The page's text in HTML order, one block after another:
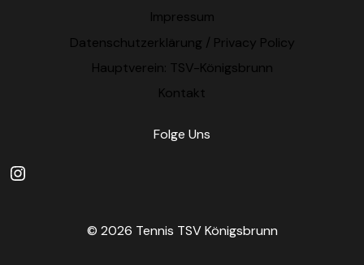
Impressum
Datenschutzerklärung / Privacy Policy
Hauptverein: TSV-Königsbrunn
Kontakt
Folge Uns
Instagram
© 2026 Tennis TSV Königsbrunn